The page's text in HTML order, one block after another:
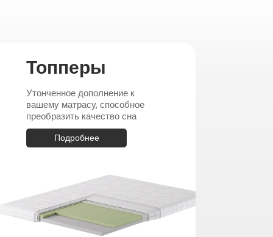
Подробнее
Утонченное дополнение к
вашему матрасу, способное
преобразить качество сна
Топперы